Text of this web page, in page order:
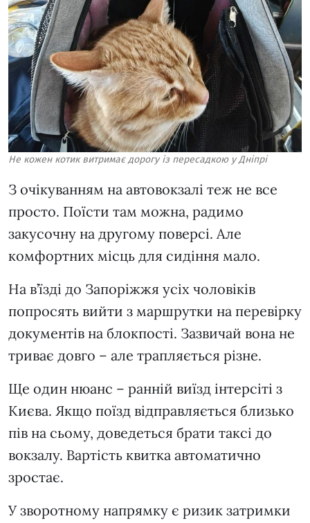
Не кожен котик витримає дорогу із пересадкою у Дніпрі
З очікуванням на автовокзалі теж не все
просто. Поїсти там можна, радимо
закусочну на другому поверсі. Але
комфортних місць для сидіння мало.
На в’їзді до Запоріжжя усіх чоловіків
попросять вийти з маршрутки на перевірку
документів на блокпості. Зазвичай вона не
триває довго – але трапляється різне.
Ще один нюанс – ранній виїзд інтерсіті з
Києва. Якщо поїзд відправляється близько
пів на сьому, доведеться брати таксі до
вокзалу. Вартість квитка автоматично
зростає.
У зворотному напрямку є ризик затримки